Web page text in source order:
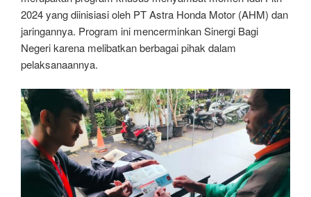
2024 yang diinisiasi oleh PT Astra Honda Motor (AHM) dan
jaringannya. Program ini mencerminkan Sinergi Bagi
Negeri karena melibatkan berbagai pihak dalam
pelaksanaannya.